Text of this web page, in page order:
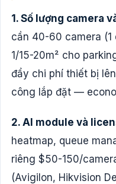
1. Số lượng camera
cần 40-60 camera (1
1/15-20m² cho
đẩy chi phí thiết bị
công lắp đặt —
2. AI module và
heatmap, queue
riêng $50-150/
(Avigilon, Hikvision